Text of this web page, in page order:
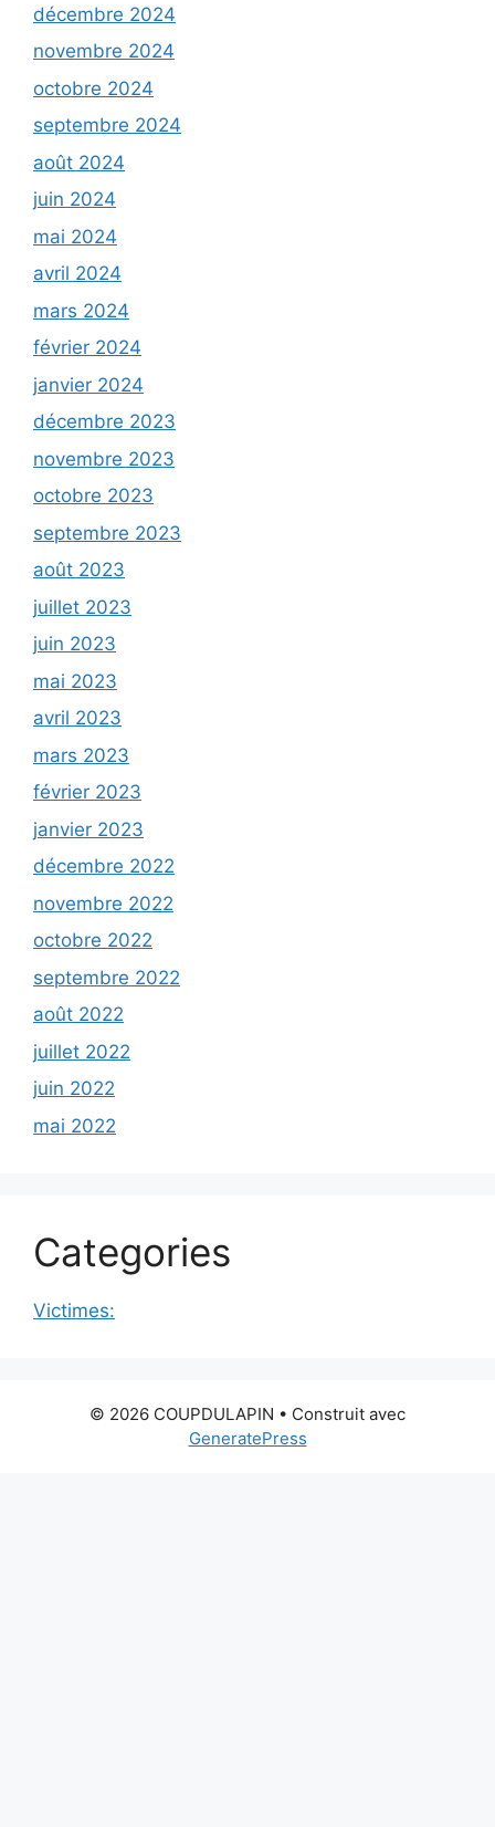
décembre 2024
novembre 2024
octobre 2024
septembre 2024
août 2024
juin 2024
mai 2024
avril 2024
mars 2024
février 2024
janvier 2024
décembre 2023
novembre 2023
octobre 2023
septembre 2023
août 2023
juillet 2023
juin 2023
mai 2023
avril 2023
mars 2023
février 2023
janvier 2023
décembre 2022
novembre 2022
octobre 2022
septembre 2022
août 2022
juillet 2022
juin 2022
mai 2022
Categories
Victimes:
© 2026 COUPDULAPIN • Construit avec
GeneratePress